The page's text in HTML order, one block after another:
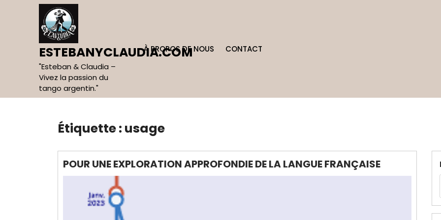
ESTEBANYCLAUDIA.COM
"Esteban & Claudia –
Vivez la passion du
tango argentin."
À PROPOS DE NOUS CONTACT
Étiquette : usage
POUR UNE EXPLORATION APPROFONDIE DE LA LANGUE FRANÇAISE